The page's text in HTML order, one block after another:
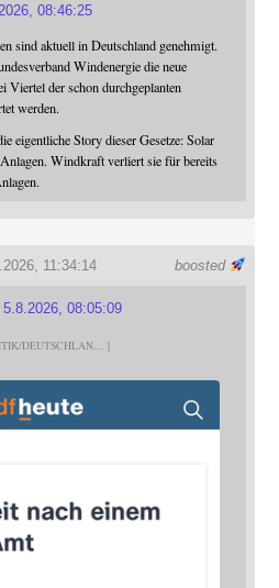
08:46:25
sind aktuell in Deutschland genehmigt.
Windenergie die neue
Viertel der schon durchgeplanten
werden.
eigentliche Story dieser Gesetze: Solar
Windkraft verliert sie für bereits
boosted
11:34:14
5.8.2026, 08:05:09
DEUTSCHLAN